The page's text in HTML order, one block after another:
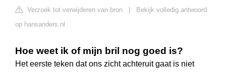
Verzoek tot verwijderen van bron
Bekijk volledig antwoord
op hansanders.nl
Hoe weet ik of mijn bril nog goed is?
Het eerste teken dat ons zicht achteruit gaat is niet